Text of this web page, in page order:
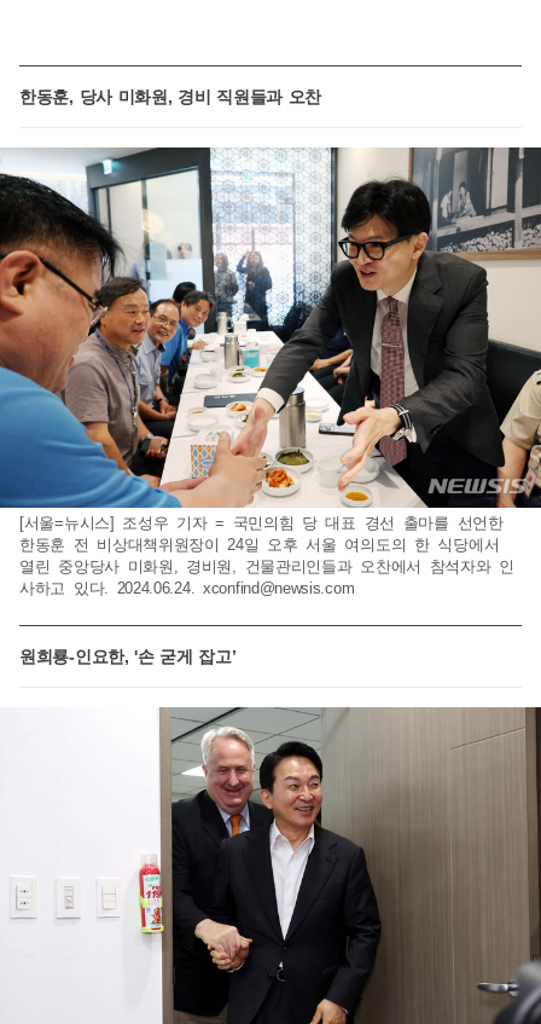
한동훈, 당사 미화원, 경비 직원들과 오찬
[서울=뉴시스] 조성우 기자 = 국민의힘 당 대표 경선 출마를 선언한
한동훈 전 비상대책위원장이 24일 오후 서울 여의도의 한 식당에서
열린 중앙당사 미화원, 경비원, 건물관리인들과 오찬에서 참석자와 인
사하고 있다. 2024.06.24. xconfind@newsis.com
원희룡-인요한, '손 굳게 잡고’